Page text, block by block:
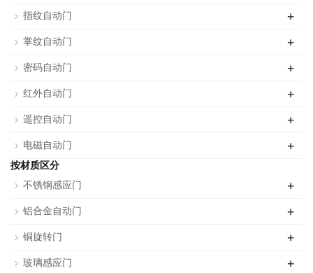
指纹自动门 +
掌纹自动门 +
密码自动门 +
红外自动门 +
遥控自动门 +
电磁自动门 +
按材质区分
不锈钢感应门
+
铝合金自动门 +
铜旋转门 +
玻璃感应门 +